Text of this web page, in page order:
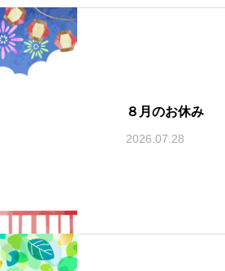
８月のお休み
2026.07.28